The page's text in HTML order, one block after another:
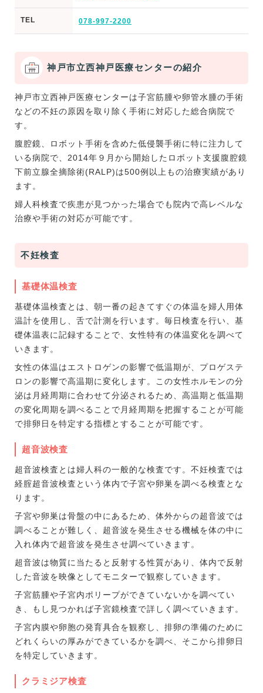
TEL 078-997-2200
神戸市立西神戸医療センターの紹介
神戸市立西神戸医療センターは子宮筋腫や卵管水腫の手術
などの不妊の原因を取り除く手術に対応した総合病院で
す。
腹腔鏡、ロボット手術を含めた低侵襲手術に特に注力して
いる病院で、2014年９月から開始したロボット支援腹腔鏡
下前立腺全摘除術(RALP)は500例以上もの治療実績があり
ます。
婦人科検査で疾患が見つかった場合でも院内で高レベルな
治療や手術の対応が可能です。
不妊検査
基礎体温検査
基礎体温検査とは、朝一番の起きてすぐの体温を婦人用体
温計を使用し、舌で計測を行います。毎日検査を行い、基
礎体温表に記録することで、女性特有の体温変化を調べて
いきます。
女性の体温はエストロゲンの影響で低温期が、プロゲステ
ロンの影響で高温期に変化します。この女性ホルモンの分
泌は月経周期に合わせて分泌されるため、高温期と低温期
の変化周期を調べることで月経周期を把握することが可能
で排卵日を特定する指標とすることが可能です。
超音波検査
超音波検査とは婦人科の一般的な検査です。不妊検査では
経腟超音波検査という体内で子宮や卵巣を調べる検査とな
ります。
子宮や卵巣は骨盤の中にあるため、体外からの超音波では
調べることが難しく、超音波を発生させる機械を体の中に
入れ体内で超音波を発生させ調べていきます。
超音波は物質に当たると反射する性質があり、体内で反射
した音波を映像としてモニターで観察していきます。
子宮筋腫や子宮内ポリープができていないかを調べてい
き、もし見つかれば子宮鏡検査で詳しく調べていきます。
子宮内膜や卵胞の発育具合を観察し、排卵の準備のために
どれくらいの厚みができているかを調べ、そこから排卵日
を特定していきます。
クラミジア検査